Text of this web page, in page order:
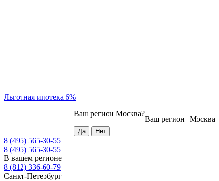
Льготная ипотека 6%
Москва
Ваш регион
Ваш регион Москва?
8 (495) 565-30-55
8 (495) 565-30-55
В вашем регионе
8 (812) 336-60-79
Санкт-Петербург